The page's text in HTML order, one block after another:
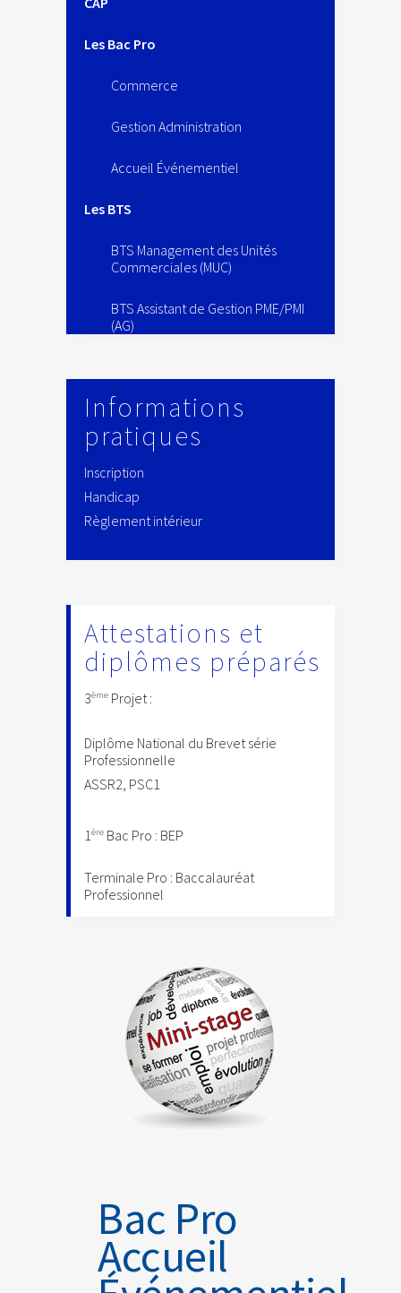
Les Bac Pro
Commerce
Gestion Administration
Accueil Événementiel
Les BTS
BTS Management des Unités
Commerciales (MUC)
BTS Assistant de Gestion PME/PMI
(AG)
Informations
pratiques
Inscription
Handicap
Règlement intérieur
Attestations et
diplômes préparés
3ème Projet :
Diplôme National du Brevet série
Professionnelle
ASSR2, PSC1
1ère Bac Pro : BEP
Terminale Pro : Baccalauréat
Professionnel
Bac Pro
Accueil